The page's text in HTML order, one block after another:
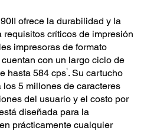
ofrece la durabilidad y la
requisitos críticos de impresión
impresoras de formato
con un largo ciclo de
hasta 584 cps1. Su cartucho
5 millones de caracteres
del usuario y el costo por
diseñada para la
prácticamente cualquier